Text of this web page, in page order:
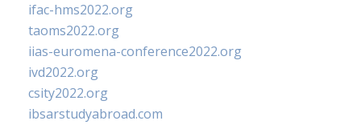
ifac-hms2022.org
taoms2022.org
iias-euromena-conference2022.org
ivd2022.org
csity2022.org
ibsarstudyabroad.com